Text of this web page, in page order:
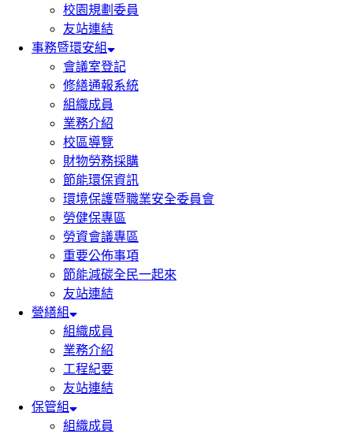
校園規劃委員
友站連結
事務暨環安組
會議室登記
修繕通報系統
組織成員
業務介紹
校區導覽
財物勞務採購
節能環保資訊
環境保護暨職業安全委員會
勞健保專區
勞資會議專區
重要公佈事項
節能減碳全民一起來
友站連結
營繕組
組織成員
業務介紹
工程紀要
友站連結
保管組
組織成員